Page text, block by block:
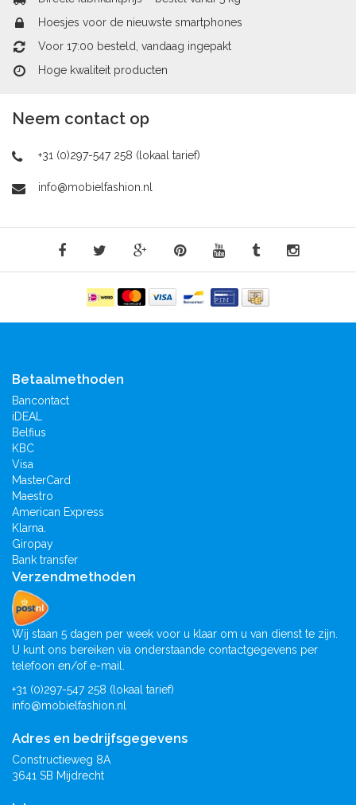
Hoesjes voor de nieuwste smartphones
Voor 17:00 besteld, vandaag ingepakt
Hoge kwaliteit producten
Neem contact op
+31 (0)297-547 258 (lokaal tarief)
info@mobielfashion.nl
Betaalmethoden
Bancontact
iDEAL
Belfius
KBC
Visa
MasterCard
Maestro
American Express
Klarna.
Giropay
Bank transfer
Verzendmethoden
Wij staan 5 dagen per week voor u klaar om u van dienst te zijn.
U kunt ons bereiken via onderstaande contactgegevens per
telefoon en/of e-mail.
+31 (0)297-547 258 (lokaal tarief)
info@mobielfashion.nl
Adres en bedrijfsgegevens
Constructieweg 8A
3641 SB Mijdrecht